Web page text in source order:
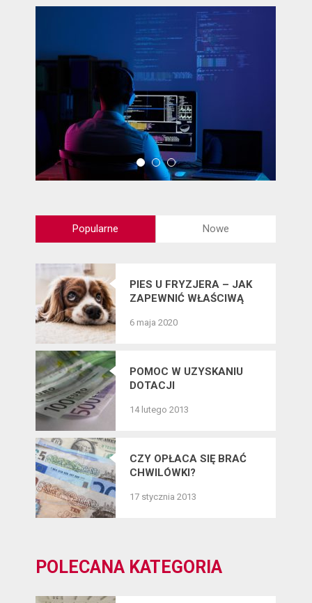
Popularne Nowe
PIES U FRYZJERA – JAK
ZAPEWNIĆ WŁAŚCIWĄ
CZWORONOGÓW?
6 maja 2020
POMOC W UZYSKANIU
DOTACJI
14 lutego 2013
CZY OPŁACA SIĘ BRAĆ
CHWILÓWKI?
17 stycznia 2013
POLECANA KATEGORIA